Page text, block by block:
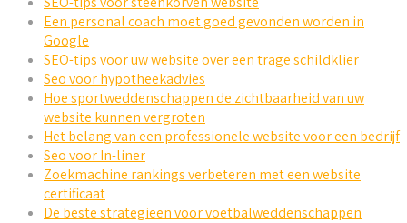
Een personal coach moet goed gevonden worden in
Google
SEO-tips voor uw website over een trage schildklier
Seo voor hypotheekadvies
Hoe sportweddenschappen de zichtbaarheid van uw
website kunnen vergroten
Het belang van een professionele website voor een bedrijf
Seo voor In-liner
Zoekmachine rankings verbeteren met een website
certificaat
De beste strategieën voor voetbalweddenschappen